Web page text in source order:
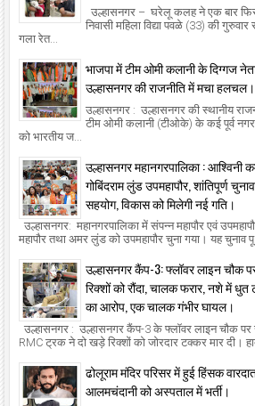
उल्हासनगर – घरेलू कलह ने एक बार
निवासी महिला विद्या पवळे (33) की
गला रेत...
भाजपा में टीम ओमी कलानी के दिग्गज
उल्हासनगर की राजनीति में मचा हलचल।
उल्हासनगर : उल्हासनगर की स्थानीय
टीम ओमी कलानी (टीओके) के कई पूर्व
को भारतीय ज...
उल्हासनगर महानगरपालिका : आश्विनी
गोबिंदराम लुंड उपमहापौर, शांतिपूर्ण
सहयोग, विकास को मिलेगी नई गति।
उल्हासनगर: महानगरपालिका में संपन्न महापौर एवं
महापौर तथा अमर लुंड को उपमहापौर चुना गया। यह चुनाव
उल्हासनगर कैंप-3: फ्लॉवर लाइन चौक
रिक्शों को रौंदा, चालक फरार, नशे में धुत
का आरोप, एक चालक गंभीर घायल।
उल्हासनगर : उल्हासनगर कैंप-3 के फ्लॉवर लाइन चौक पर
RMC ट्रक ने दो खड़े रिक्शों को जोरदार टक्कर मार दी।
ढोलूराम मंदिर परिसर में हुई हिंसक
आलमचंदानी को अस्पताल में भर्ती।